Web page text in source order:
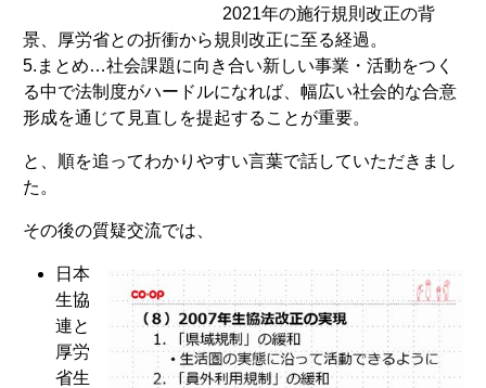
2021年の施行規則改正の背
景、厚労省との折衝から規則改正に至る経過。
5.まとめ…社会課題に向き合い新しい事業・活動をつく
る中で法制度がハードルになれば、幅広い社会的な合意
形成を通じて見直しを提起することが重要。
と、順を追ってわかりやすい言葉で話していただきまし
た。
その後の質疑交流では、
日本
生協
連と
厚労
省生